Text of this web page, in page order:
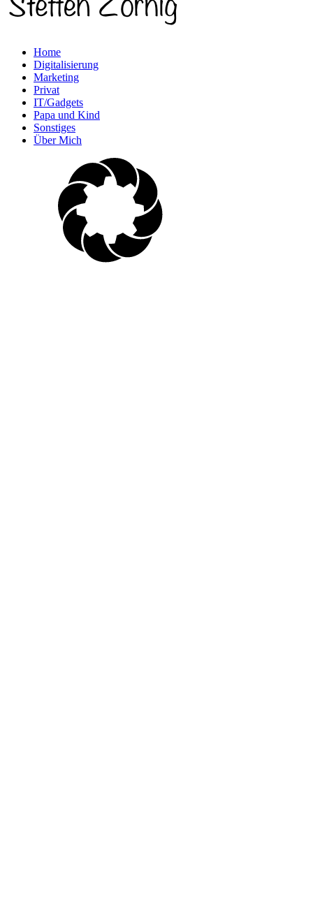
Home
Digitalisierung
Marketing
Privat
IT/Gadgets
Papa und Kind
Sonstiges
Über Mich